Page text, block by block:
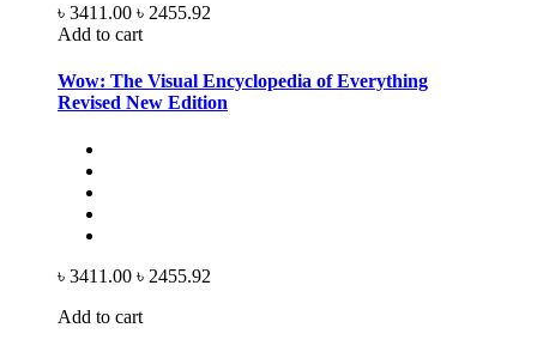
৳ 3411.00 ৳ 2455.92
Add to cart
Wow: The Visual Encyclopedia of Everything
Revised New Edition
৳ 3411.00 ৳ 2455.92
Add to cart